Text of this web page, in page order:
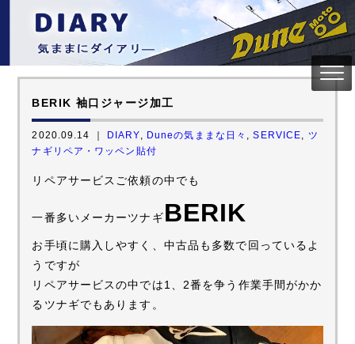
BERIK 袖口ジャージ加工
2020.09.14 ｜ DIARY Duneの気ままな日々 ,SERVICE
ツ
ナギリペア・ワッペン貼付
リペアサービスご依頼の中でも
一番多いメーカーツナギBERIK
お手頃に購入しやすく、中古品も多数で回っているよ
うですが
リペアサービスの中では1、2番を争う作業手間がかか
るツナギでもあります。